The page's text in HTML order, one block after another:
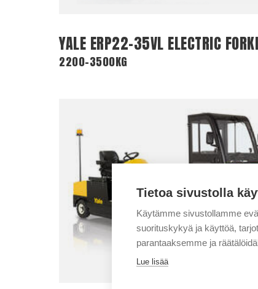
YALE ERP22-35VL ELECTRIC
2200-3500KG
Tietoa sivustolla
Käytämme sivustollamme
suorituskykyä ja käyttöä,
parantaaksemme ja
Lue lisää